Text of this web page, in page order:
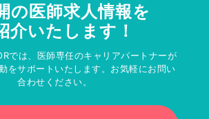
の医師求人情報を
介いたします！
では、医師専任のキャリアパートナーが
をサポートいたします。お気軽にお問い
合わせください。